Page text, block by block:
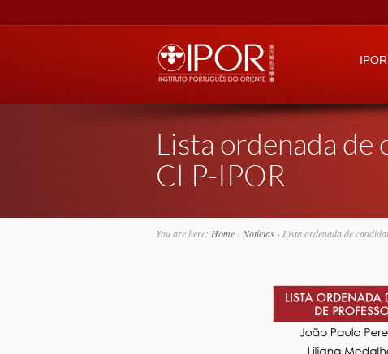
Go to:
IPOR
Lista ordenada de
CLP-IPOR
You are here: Home › Notícias › Lista ordenada de